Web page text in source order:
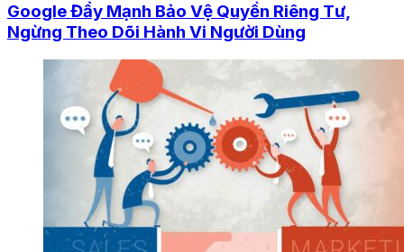
Google Đẩy Mạnh Bảo Vệ Quyền Riêng Tư,
Ngừng Theo Dõi Hành Vi Người Dùng